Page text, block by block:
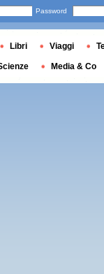
Password
Libri Viaggi
Media & Co